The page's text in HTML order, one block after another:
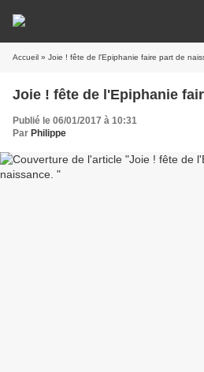
Accueil » Joie ! fête de l'Epiphanie faire part de
Joie !
Publié le 06/01/2017 à 10:31
Par Philippe